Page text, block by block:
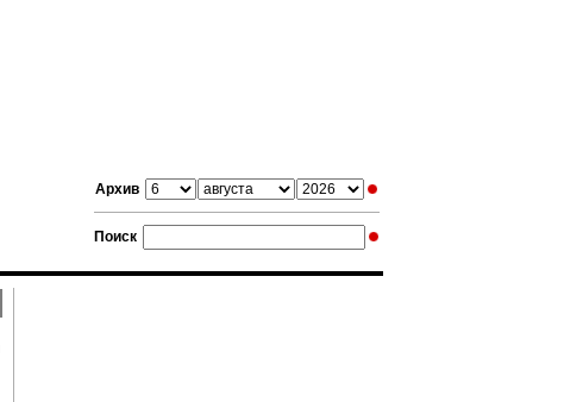
Архив
Поиск